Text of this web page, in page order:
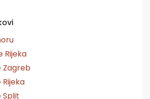
Rijeka
Zagreb
Split